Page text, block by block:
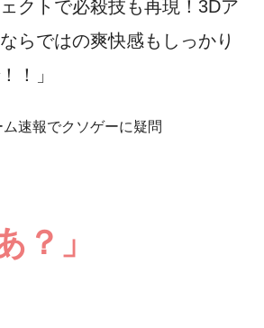
クトで必殺技も再現！3Dア
らではの爽快感もしっかり
！」
？」